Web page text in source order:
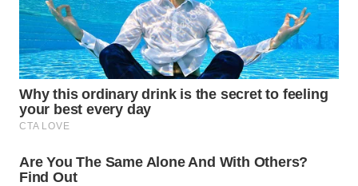
WN
INDRAMAYU
WN
KUNINGAN
WN